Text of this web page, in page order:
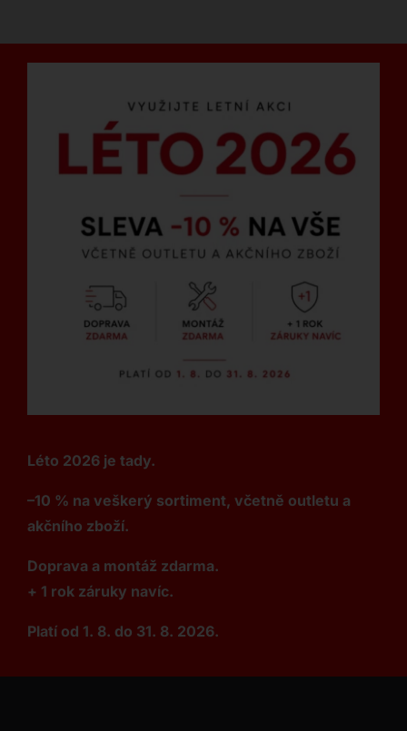
Léto 2026 je tady.
–10 % na veškerý sortiment, včetně outletu a
akčního zboží.
Doprava a montáž zdarma.
+ 1 rok záruky navíc.
Platí od 1. 8. do 31. 8. 2026.